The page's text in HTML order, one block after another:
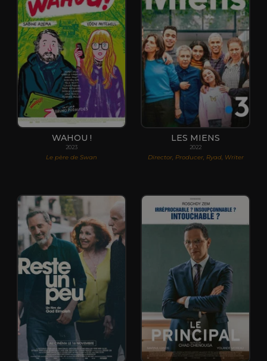
WAHOU !
2023
Le père de Swan
LES MIENS
2022
Director, Producer, Ryad, Writer